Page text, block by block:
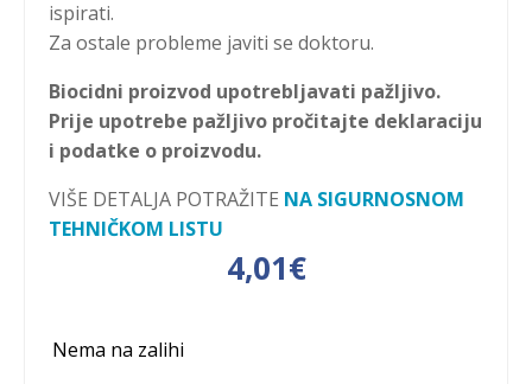
ispirati.
Za ostale probleme javiti se doktoru.
Biocidni proizvod upotrebljavati pažljivo.
Prije upotrebe pažljivo pročitajte deklaraciju
i podatke o proizvodu.
VIŠE DETALJA POTRAŽITE NA SIGURNOSNOM
TEHNIČKOM LISTU
4,01€
Nema na zalihi